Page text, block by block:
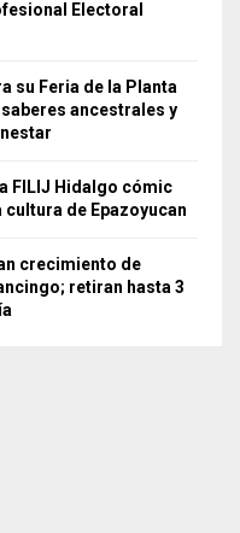
Electoral
su Feria de la Planta
ancestrales y
FILIJ Hidalgo cómic
de Epazoyucan
crecimiento de
retiran hasta 3